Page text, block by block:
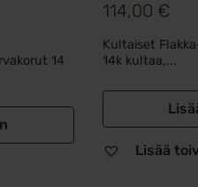
14
114,00 €
Kultaiset
14k kultaa,...
Lisää